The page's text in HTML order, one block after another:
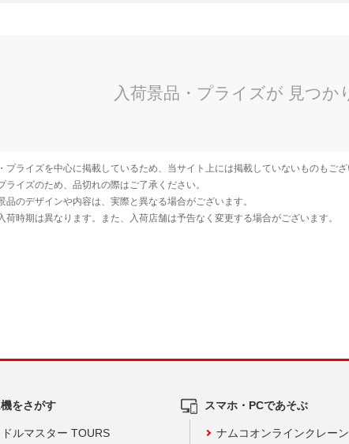
をさがす
ルマスター TOURS
スマホ・PCであそぶ
ナムコオンラインクレーン